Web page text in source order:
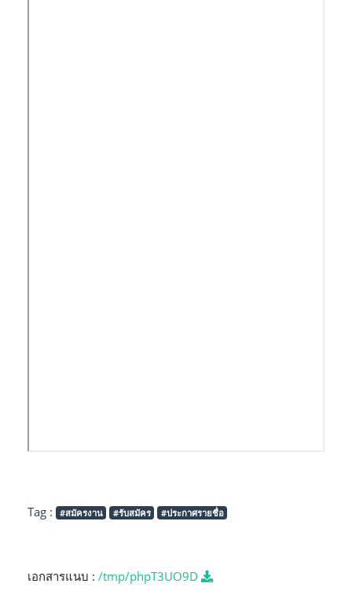
Tag : #สมัครงาน #รับสมัคร #ประกาศรายชื่อ
เอกสารแนบ : /tmp/phpT3UO9D